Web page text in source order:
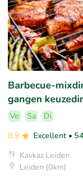
Barbecue-
gangen
Ve Sa
Di
8.9
Excellent •
Kavkaz Leiden
Leiden (0km)